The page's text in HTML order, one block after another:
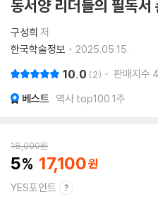
동서양 리더들의 필독서
구성희 저
한국학술정보
2025.05.15.
10.0 2 판매지수
베스트 역사 top100 1주
18,000원
5 17,100
YES포인트